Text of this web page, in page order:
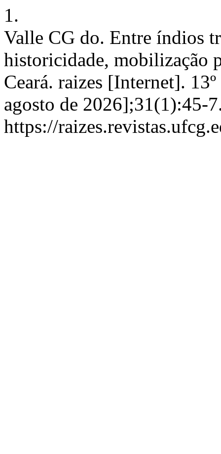
1.
Valle CG do. Entre índios
historicidade, mobilização
Ceará. raizes [Internet].
agosto de 2026];31(1):45-
https://